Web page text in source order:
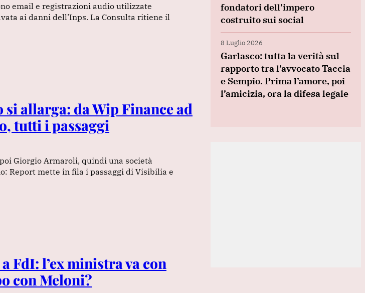
email e registrazioni audio utilizzate
ai danni dell’Inps. La Consulta ritiene il
allarga: da Wip Finance ad
tutti i passaggi
Giorgio Armaroli, quindi una società
Report mette in fila i passaggi di Visibilia e
FdI: l’ex ministra va con
con Meloni?
fondatori dell’impero
costruito sui social
8 Luglio 2026
Garlasco: tutta la verità sul
rapporto tra l’avvocato Taccia
e Sempio. Prima l’amore, poi
l’amicizia, ora la difesa legale